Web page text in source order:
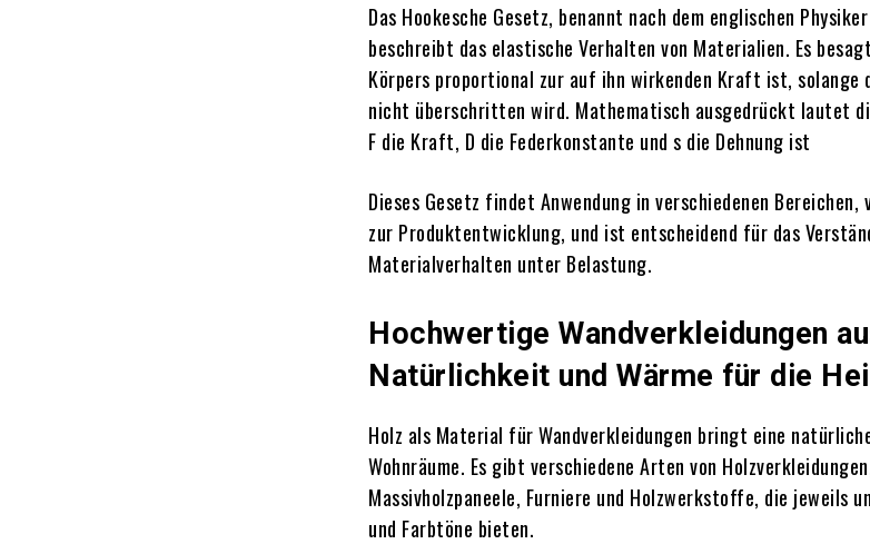
Das Hookesche Gesetz, benannt nach dem englischen
beschreibt das elastische Verhalten von Materialien. Es
Körpers proportional zur auf ihn wirkenden Kraft ist, solange
nicht überschritten wird. Mathematisch ausgedrückt lautet
F die Kraft, D die Federkonstante und s die Dehnung ist
Dieses Gesetz findet Anwendung in verschiedenen
zur Produktentwicklung, und ist entscheidend für das
Materialverhalten unter Belastung.
Hochwertige Wandverkleidungen
Natürlichkeit und Wärme für die
Holz als Material für Wandverkleidungen bringt eine
Wohnräume. Es gibt verschiedene Arten von
Massivholzpaneele, Furniere und Holzwerkstoffe, die jeweils
und Farbtöne bieten.